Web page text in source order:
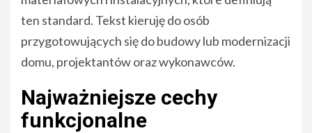
ten standard. Tekst kieruję do osób
przygotowujących się do budowy lub modernizacji
domu, projektantów oraz wykonawców.
Najważniejsze cechy
funkcjonalne